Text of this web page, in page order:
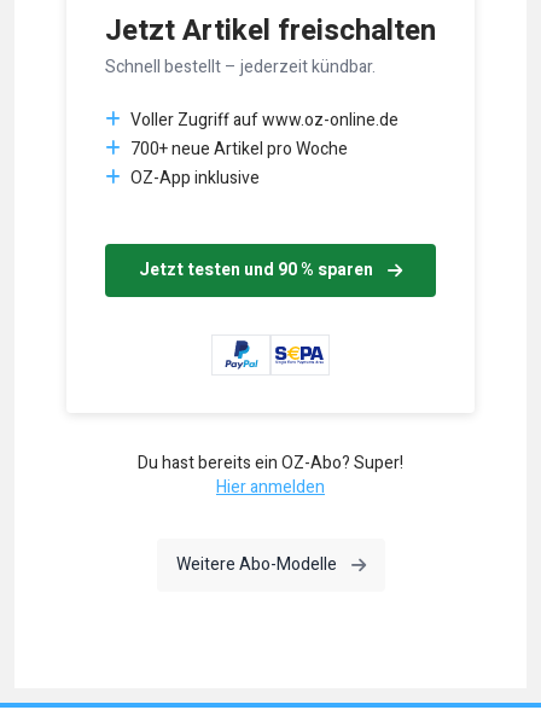
Jetzt Artikel freischalten
Schnell bestellt – jederzeit kündbar.
Voller Zugriff auf www.oz-online.de
700+ neue Artikel pro Woche
OZ-App inklusive
Jetzt testen und 90 % sparen
Du hast bereits ein OZ-Abo? Super!
Hier anmelden
Weitere Abo-Modelle